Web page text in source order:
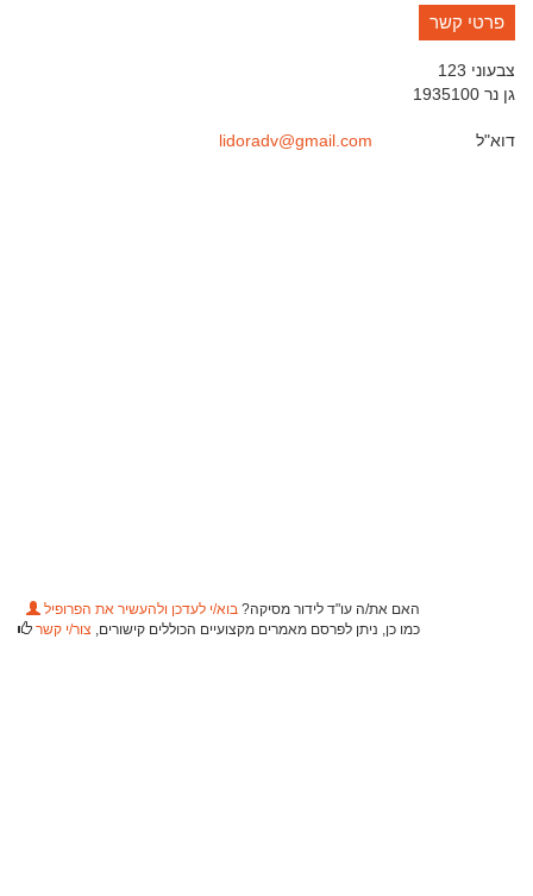
פרטי קשר
צבעוני 123
גן נר 1935100
דוא"ל lidoradv@gmail.com
האם את/ה עו"ד לידור מסיקה? בוא/י לעדכן ולהעשיר את הפרופיל
כמו כן, ניתן לפרסם מאמרים מקצועיים הכוללים קישורים, צור/י קשר